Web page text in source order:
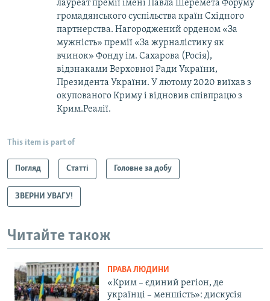
лауреат премії імені Павла Шеремета Форуму
громадянського суспільства країн Східного
партнерства. Нагороджений орденом «За
мужність» премії «За журналістику як
вчинок» Фонду ім. Сахарова (Росія),
відзнаками Верховної Ради України,
Президента України. У лютому 2020 виїхав з
окупованого Криму і відновив співпрацю з
Крим.Реалії.
This item is part of
Погляд Статті Головне за добу
ЗВЕРНИ УВАГУ!
Читайте також
ПРАВА ЛЮДИНИ
«Крим – єдиний регіон, де
українці – меншість»: дискусія